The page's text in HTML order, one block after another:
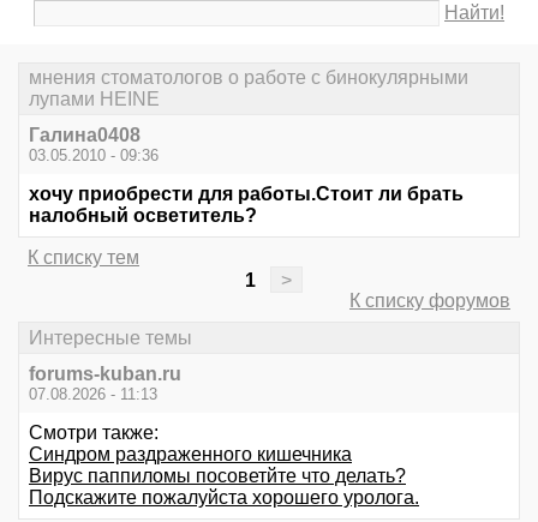
Найти!
мнения стоматологов о работе с бинокулярными
лупами HEINE
Галина0408
03.05.2010 - 09:36
хочу приобрести для работы.Стоит ли брать
налобный осветитель?
К списку тем
1
>
К списку форумов
Интересные темы
forums-kuban.ru
07.08.2026 - 11:13
Смотри также:
Синдром раздраженного кишечника
Вирус паппиломы посоветйте что делать?
Подскажите пожалуйста хорошего уролога.